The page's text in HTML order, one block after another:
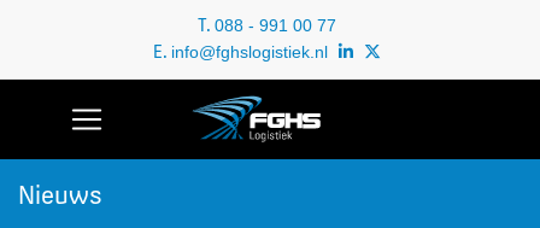
T. 088 - 991 00 77
E. info@fghslogistiek.nl
Nieuws